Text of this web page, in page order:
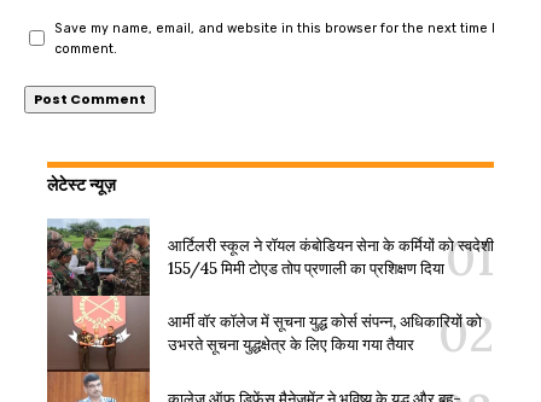
Save my name, email, and website in this browser for the next time I
comment.
लेटेस्ट न्यूज़
आर्टिलरी स्कूल ने रॉयल कंबोडियन सेना के कर्मियों को स्वदेशी
155/45 मिमी टोएड तोप प्रणाली का प्रशिक्षण दिया
आर्मी वॉर कॉलेज में सूचना युद्ध कोर्स संपन्न, अधिकारियों को
उभरते सूचना युद्धक्षेत्र के लिए किया गया तैयार